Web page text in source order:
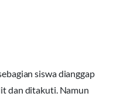
siswa dianggap
dan ditakuti. Namun